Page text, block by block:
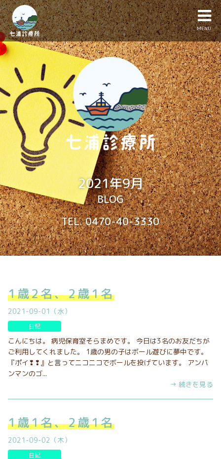
MENU
2021年9月
BLOG
TEL. 0470-40-3330
1歳2名、2歳1名
2021-09-01（水）
日記
こんにちは。 病児保育室そらまめです。 今日は3名のお友だちが
ご利用してくれました。 1歳の男の子はボール遊びに夢中です。
『ポイ❢❢』と言ってニコニコでボールを投げています。 アンパ
ンマンのゴ...
→ 続きを見る
1歳1名、2歳1名
2021-09-02（木）
日記